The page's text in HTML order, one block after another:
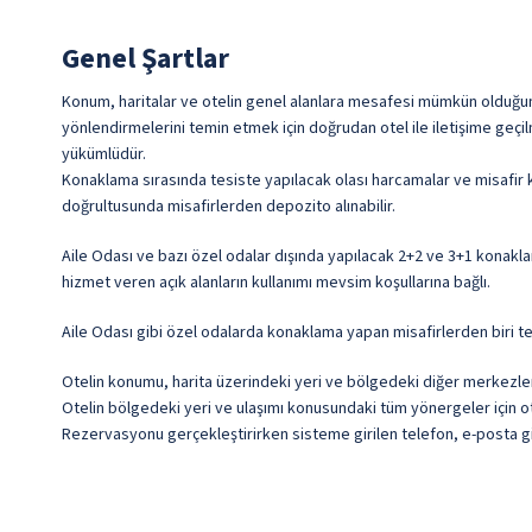
Şişeli İçecekler
Yabancı Alkollü İçecek
Genel Şartlar
Konum, haritalar ve otelin genel alanlara mesafesi mümkün
yönlendirmelerini temin etmek için doğrudan otel ile iletişime
yükümlüdür.
Konaklama sırasında tesiste yapılacak olası harcamalar ve
doğrultusunda misafirlerden depozito alınabilir.
Aile Odası ve bazı özel odalar dışında yapılacak 2+2 ve 3+1
hizmet veren açık alanların kullanımı mevsim koşullarına bağlı.
Aile Odası gibi özel odalarda konaklama yapan misafirlerden biri
Otelin konumu, harita üzerindeki yeri ve bölgedeki diğer
Otelin bölgedeki yeri ve ulaşımı konusundaki tüm yönergeler
Rezervasyonu gerçekleştirirken sisteme girilen telefon, e-posta